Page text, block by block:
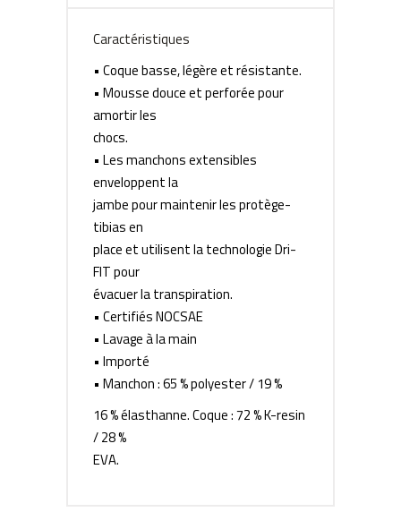
Caractéristiques
• Coque basse, légère et résistante.
• Mousse douce et perforée pour
amortir les
chocs.
• Les manchons extensibles
enveloppent la
jambe pour maintenir les protège-
tibias en
place et utilisent la technologie Dri-
FIT pour
évacuer la transpiration.
• Certifiés NOCSAE
• Lavage à la main
• Importé
• Manchon : 65 % polyester / 19 %
16 % élasthanne. Coque : 72 % K-resin
/ 28 %
EVA.